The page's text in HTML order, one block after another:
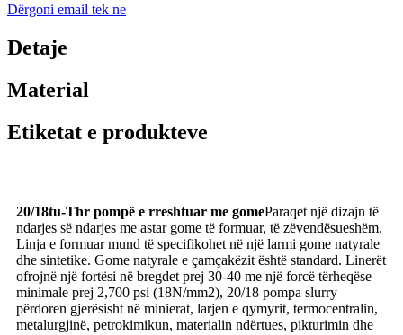
Dërgoni email tek ne
Detaje
Material
Etiketat e produkteve
20/18tu-Thr pompë e rreshtuar me gomeParaqet një dizajn të
ndarjes së ndarjes me astar gome të formuar, të zëvendësueshëm.
Linja e formuar mund të specifikohet në një larmi gome natyrale
dhe sintetike. Gome natyrale e çamçakëzit është standard. Linerët
ofrojnë një fortësi në bregdet prej 30-40 me një forcë tërheqëse
minimale prej 2,700 psi (18N/mm2), 20/18 pompa slurry
përdoren gjerësisht në minierat, larjen e qymyrit, termocentralin,
metalurgjinë, petrokimikun, materialin ndërtues, pikturimin dhe